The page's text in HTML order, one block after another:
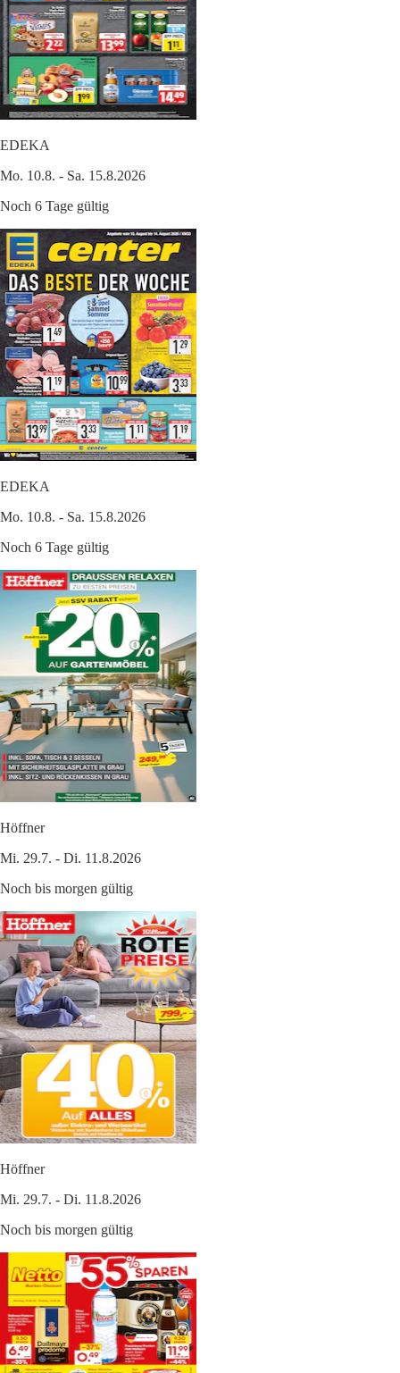
EDEKA
Mo. 10.8. - Sa. 15.8.2026
Noch 6 Tage gültig
EDEKA
Mo. 10.8. - Sa. 15.8.2026
Noch 6 Tage gültig
Höffner
Mi. 29.7. - Di. 11.8.2026
Noch bis morgen gültig
Höffner
Mi. 29.7. - Di. 11.8.2026
Noch bis morgen gültig